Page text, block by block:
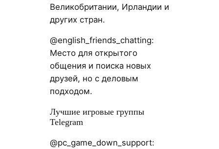
Великобритании, Ирландии и
других стран.
@english_friends_chatting:
Место для открытого
общения и поиска новых
друзей, но с деловым
подходом.
Лучшие игровые группы
Telegram
@pc_game_down_support: